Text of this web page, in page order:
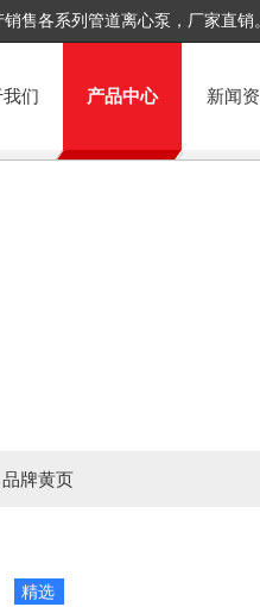
售各系列管道离心泵，厂家直销。
们 产品中心 新闻
品牌黄页
精选